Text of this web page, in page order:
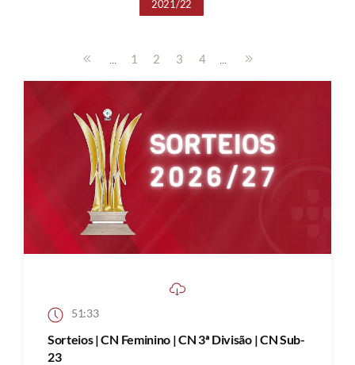
2021/22
... 1 2 3 4 ...
51:33
Sorteios | CN Feminino | CN 3ª Divisão | CN Sub-
23